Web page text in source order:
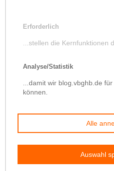
In einer Festschrift von
jährigen Bestehens der
Geschichte der Spar- und
Oesede dargestellt. Beide